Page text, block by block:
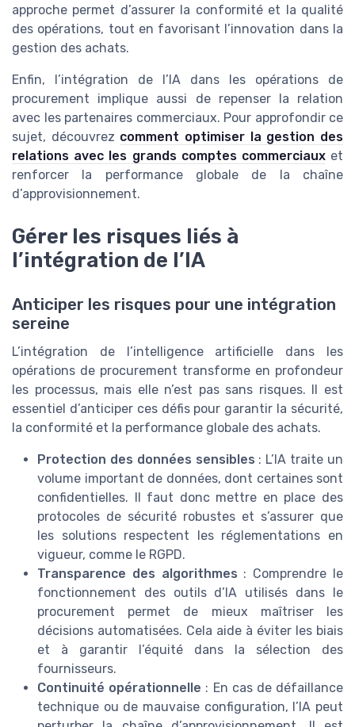
approche permet d’assurer la conformité et la qualité
des opérations, tout en favorisant l’innovation dans la
gestion des achats.
Enfin, l’intégration de l’IA dans les opérations de
procurement implique aussi de repenser la relation
avec les partenaires commerciaux. Pour approfondir ce
sujet, découvrez comment optimiser la gestion des
relations avec les grands comptes commerciauxet
renforcer la performance globale de la chaîne
d’approvisionnement.
Gérer les risques liés à
l’intégration de l’IA
Anticiper les risques pour une intégration
sereine
L’intégration de l’intelligence artificielle dans les
opérations de procurement transforme en profondeur
les processus, mais elle n’est pas sans risques. Il est
essentiel d’anticiper ces défis pour garantir la sécurité,
la conformité et la performance globale des achats.
Protection des données sensibles : L’IA traite un
volume important de données, dont certaines sont
confidentielles. Il faut donc mettre en place des
protocoles de sécurité robustes et s’assurer que
les solutions respectent les réglementations en
vigueur, comme le RGPD.
Transparence des algorithmes : Comprendre le
fonctionnement des outils d’IA utilisés dans le
procurement permet de mieux maîtriser les
décisions automatisées. Cela aide à éviter les biais
et à garantir l’équité dans la sélection des
fournisseurs.
Continuité opérationnelle : En cas de défaillance
technique ou de mauvaise configuration, l’IA peut